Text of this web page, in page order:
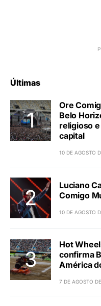
Últimas
Ore
Belo
religioso
capital
10 DE AGOSTO
Luciano
Comigo
10 DE AGOSTO
Hot
confirma
América
7 DE AGOSTO